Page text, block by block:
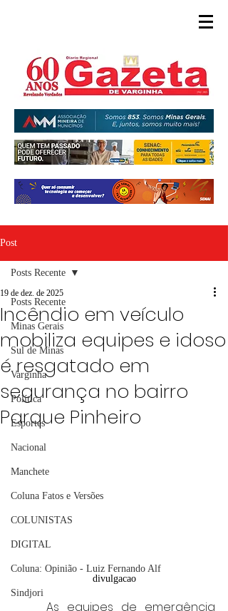
Post
Posts Recente
Minas Gerais
Sul de Minas
Varginha
Política
Esportes
Nacional
Manchete
Coluna Fatos e Versões
COLUNISTAS
DIGITAL
Coluna: Opinião - Luiz Fernando Alf
Sindjori
Posts Recente
Incêndio em veículo
mobiliza equipes e idoso
é resgatado em
segurança no bairro
Parque Pinheiro
19 de dez. de 2025
divulgacao